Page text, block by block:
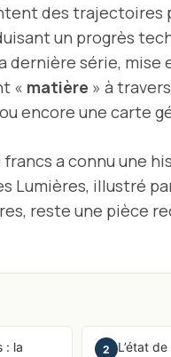
des trajectoires
un progrès
série, mise
« matière » à
encore une carte
a connu une
Lumières, illustré
reste une pièce
: la
2
L’état